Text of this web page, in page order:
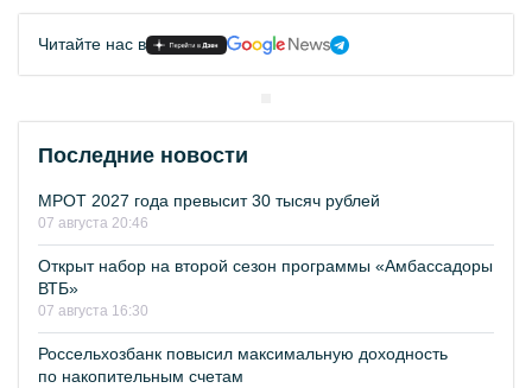
Читайте нас в
Последние новости
МРОТ 2027 года превысит 30 тысяч рублей
07 августа 20:46
Открыт набор на второй сезон программы «Амбассадоры
ВТБ»
07 августа 16:30
Россельхозбанк повысил максимальную доходность
по накопительным счетам